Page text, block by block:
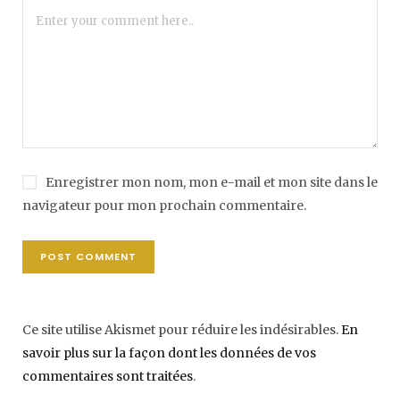
Enregistrer mon nom, mon e-mail et mon site dans le
navigateur pour mon prochain commentaire.
Ce site utilise Akismet pour réduire les indésirables.En
savoir plus sur la façon dont les données de vos
commentaires sont traitées.